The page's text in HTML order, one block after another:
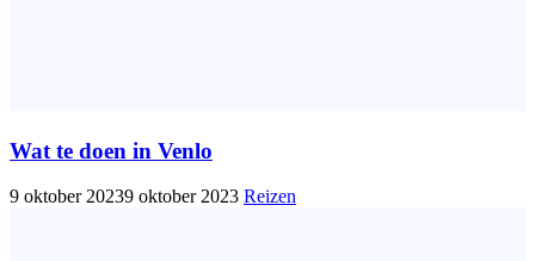
Wat te doen in Venlo
9 oktober 20239 oktober 2023 Reizen